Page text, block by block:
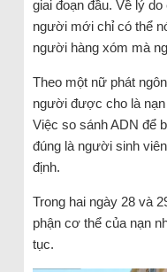
giai đoạn đầu. Về lý
người mới chỉ có thể
người hàng xóm mà
Theo một nữ phát
người được cho là
Việc so sánh ADN để
đúng là người sinh
định.
Trong hai ngày 28 và
phận cơ thể của nạn
tục.